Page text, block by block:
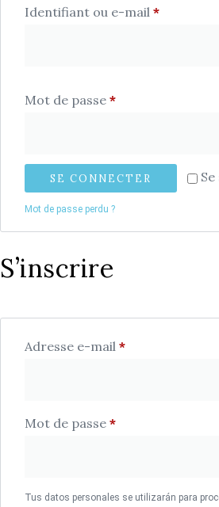
Identifiant ou e-mail *
Mot de passe *
SE CONNECTER
Mot de passe perdu ?
S’inscrire
Adresse e-mail *
Mot de passe *
Tus datos personales se utilizarán para